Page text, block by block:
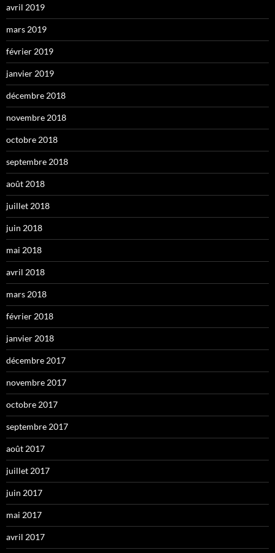
avril 2019
mars 2019
février 2019
janvier 2019
décembre 2018
novembre 2018
octobre 2018
septembre 2018
août 2018
juillet 2018
juin 2018
mai 2018
avril 2018
mars 2018
février 2018
janvier 2018
décembre 2017
novembre 2017
octobre 2017
septembre 2017
août 2017
juillet 2017
juin 2017
mai 2017
avril 2017